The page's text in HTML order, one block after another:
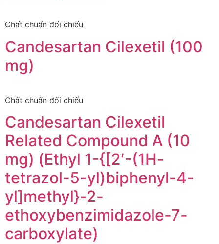
Chất chuẩn đối chiếu
Candesartan Cilexetil (100
mg)
Chất chuẩn đối chiếu
Candesartan Cilexetil
Related Compound A (10
mg) (Ethyl 1-{[2′-(1H-
tetrazol-5-yl)biphenyl-4-
yl]methyl}-2-
ethoxybenzimidazole-7-
carboxylate)